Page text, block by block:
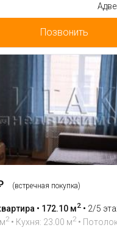
Позвонить
(встречная покупка)
• 172.10 м2 • 2/5
2 • Кухня: 23.00 м2 •